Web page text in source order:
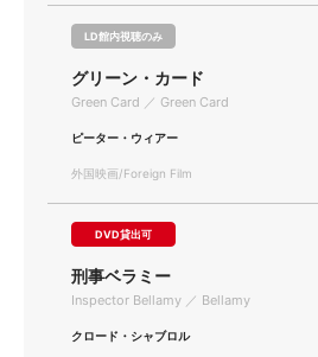
LD館内視聴のみ
グリーン・カード
Green Card ／ Green Card
ピーター・ウィアー
外国映画/Foreign Film
DVD貸出可
刑事ベラミー
Inspector Bellamy ／ Bellamy
クロード・シャブロル